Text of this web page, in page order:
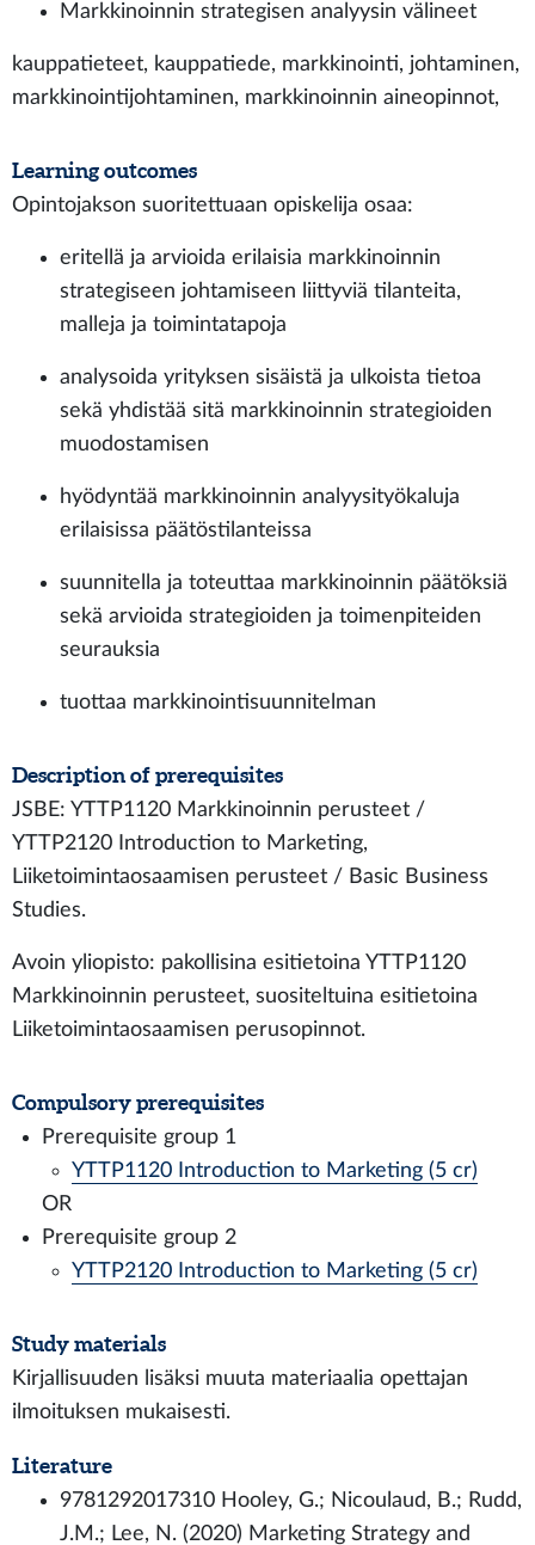
Markkinoinnin strategisen analyysin välineet
kauppatieteet, kauppatiede, markkinointi, johtaminen,
markkinointijohtaminen, markkinoinnin aineopinnot,
Learning outcomes
Opintojakson suoritettuaan opiskelija osaa:
eritellä ja arvioida erilaisia markkinoinnin
strategiseen johtamiseen liittyviä tilanteita,
malleja ja toimintatapoja
analysoida yrityksen sisäistä ja ulkoista tietoa
sekä yhdistää sitä markkinoinnin strategioiden
muodostamisen
hyödyntää markkinoinnin analyysityökaluja
erilaisissa päätöstilanteissa
suunnitella ja toteuttaa markkinoinnin päätöksiä
sekä arvioida strategioiden ja toimenpiteiden
seurauksia
tuottaa markkinointisuunnitelman
Description of prerequisites
JSBE: YTTP1120 Markkinoinnin perusteet /
YTTP2120 Introduction to Marketing,
Liiketoimintaosaamisen perusteet / Basic Business
Studies.
Avoin yliopisto: pakollisina esitietoina YTTP1120
Markkinoinnin perusteet, suositeltuina esitietoina
Liiketoimintaosaamisen perusopinnot.
Compulsory prerequisites
Prerequisite group 1
YTTP1120 Introduction to Marketing (5 cr)
OR
Prerequisite group 2
YTTP2120 Introduction to Marketing (5 cr)
Study materials
Kirjallisuuden lisäksi muuta materiaalia opettajan
ilmoituksen mukaisesti.
Literature
9781292017310 Hooley, G.; Nicoulaud, B.; Rudd,
J.M.; Lee, N. (2020) Marketing Strategy and